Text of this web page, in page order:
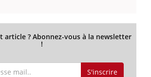
article ? Abonnez-vous à la newsletter
!
S'inscrire